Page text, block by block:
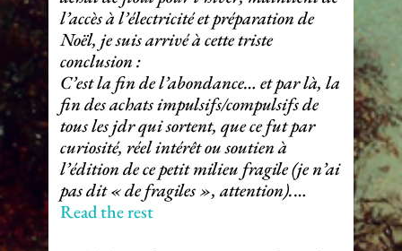
l’accès à l’électricité et préparation de
Noël, je suis arrivé à cette triste
conclusion :
C’est la fin de l’abondance… et par là, la
fin des achats impulsifs/compulsifs de
tous les jdr qui sortent, que ce fut par
curiosité, réel intérêt ou soutien à
l’édition de ce petit milieu fragile (je n’ai
pas dit « de fragiles », attention).…
Read the rest